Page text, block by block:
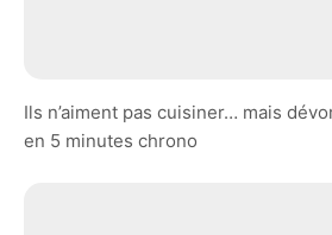
Ils n’aiment pas cuisiner… mais
en 5 minutes chrono